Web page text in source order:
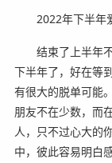
2022年下半年
结束了上半年不
下半年了，好在等
有很大的脱单可能
朋友不在少数，而
人，只不过心大的
中，彼此容易明白